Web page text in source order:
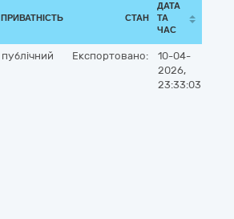
ПРИВАТНІСТЬ СТАН
ДАТА
ТА
ЧАС
публічний Експортовано:
10-04-
2026,
23:33:03